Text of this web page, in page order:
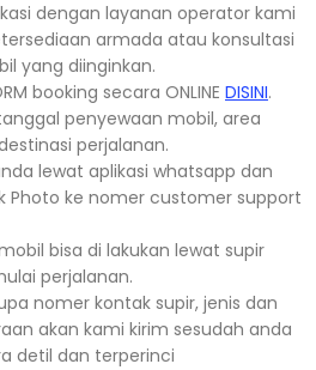
dengan layanan operator kami
armada atau konsultasi
yang diinginkan.
booking secara ONLINE DISINI.
penyewaan mobil, area
perjalanan.
lewat aplikasi whatsapp dan
Photo ke nomer customer support
bisa di lakukan lewat supir
perjalanan.
nomer kontak supir, jenis dan
akan kami kirim sesudah anda
detil dan terperinci